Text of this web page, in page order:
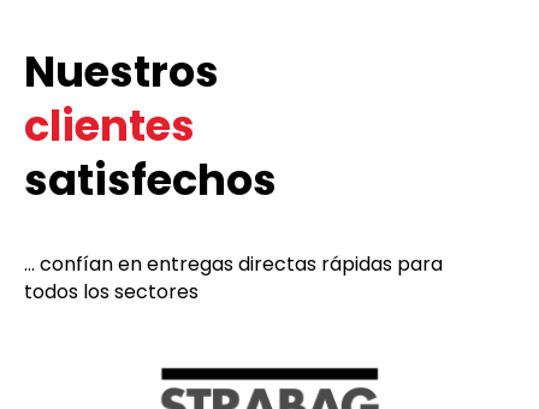
Nuestros
clientes
satisfechos
... confían en entregas directas rápidas para
todos los sectores